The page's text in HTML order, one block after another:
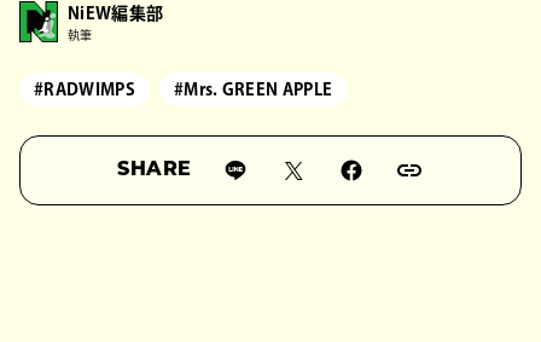
NiEW編集部
執筆
#RADWIMPS #Mrs. GREEN APPLE
SHARE